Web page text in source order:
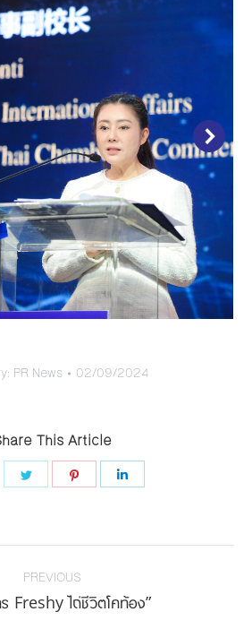
PR News 02/09/2024
This Article
Share
Share
PREVIOUS
Previous
Freshy ไถ่ชีวิตโคท้อง”